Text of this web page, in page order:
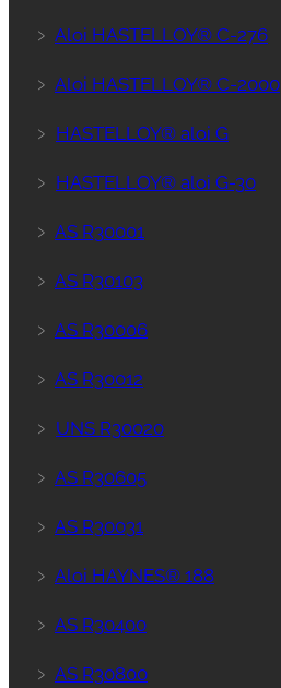
﹥ Aloi HASTELLOY® C-276
﹥ Aloi HASTELLOY® C-2000
﹥ HASTELLOY® aloi G
﹥ HASTELLOY® aloi G-30
﹥ AS R30001
﹥ AS R30103
﹥ AS R30006
﹥ AS R30012
﹥ UNS R30020
﹥ AS R30605
﹥ AS R30031
﹥ Aloi HAYNES® 188
﹥ AS R30400
﹥ AS R30800